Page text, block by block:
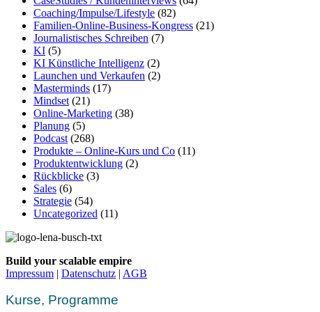
Coaching/Impulse/Lifestyle (82)
Familien-Online-Business-Kongress (21)
Journalistisches Schreiben (7)
KI (5)
KI Künstliche Intelligenz (2)
Launchen und Verkaufen (2)
Masterminds (17)
Mindset (21)
Online-Marketing (38)
Planung (5)
Podcast (268)
Produkte – Online-Kurs und Co (11)
Produktentwicklung (2)
Rückblicke (3)
Sales (6)
Strategie (54)
Uncategorized (11)
Build your scalable empire
Impressum | Datenschutz | AGB
Kurse, Programme